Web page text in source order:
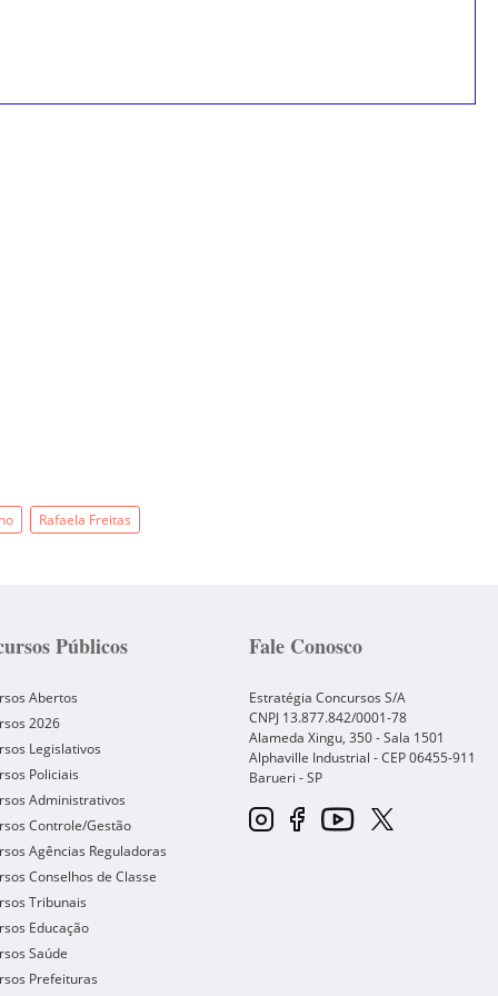
Rafaela Freitas
Públicos
Abertos
2026
Legislativos
Policiais
Administrativos
Controle/Gestão
Agências Reguladoras
Conselhos de Classe
Tribunais
Educação
Saúde
Prefeituras
Fale Conosco
Estratégia Concursos S/A
CNPJ 13.877.842/0001-78
Alameda Xingu, 350 - Sala 1501
Alphaville Industrial - CEP06455-911
Barueri -SP